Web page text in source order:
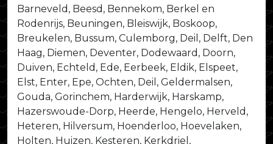
Barneveld, Beesd, Bennekom, Berkel en
Rodenrijs, Beuningen, Bleiswijk, Boskoop,
Breukelen, Bussum, Culemborg, Deil, Delft, Den
Haag, Diemen, Deventer, Dodewaard, Doorn,
Duiven, Echteld, Ede, Eerbeek, Eldik, Elspeet,
Elst, Enter, Epe, Ochten, Deil, Geldermalsen,
Gouda, Gorinchem, Harderwijk, Harskamp,
Hazerswoude-Dorp, Heerde, Hengelo, Herveld,
Heteren, Hilversum, Hoenderloo, Hoevelaken,
Holten, Huizen, Kesteren, Kerkdriel,